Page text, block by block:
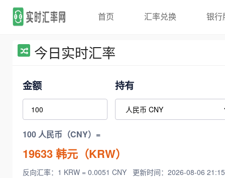
首页 汇率兑换 银行
今日实时汇率
金额 持有
100 人民币（CNY）=
19633韩元（KRW）
反向汇率：1 KRW = 0.0051 CNY 更新时间：2026-08-06